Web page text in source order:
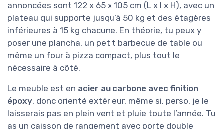
annoncées sont 122 x 65 x 105 cm (L x l x H), avec un
plateau qui supporte jusqu’à 50 kg et des étagères
inférieures à 15 kg chacune. En théorie, tu peux y
poser une plancha, un petit barbecue de table ou
même un four à pizza compact, plus tout le
nécessaire à côté.
Le meuble est en acier au carbone avec finition
époxy, donc orienté extérieur, même si, perso, je le
laisserais pas en plein vent et pluie toute l’année. Tu
as un caisson de rangement avec porte double